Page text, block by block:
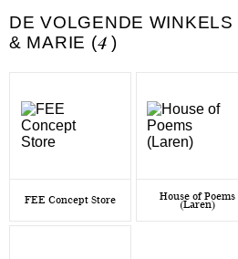
DE VOLGENDE
& MARIE (4 )
FEE Concept Store House of Poems
(Laren)